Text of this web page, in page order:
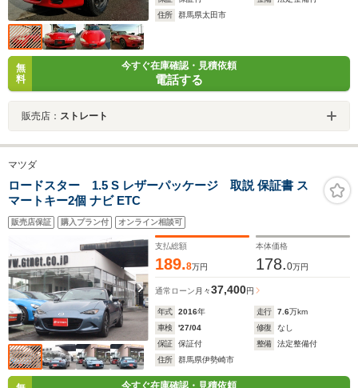
住所
群馬県太田市
無
料
今すぐ在庫確認・見積依頼
電話する
販売店： ストレート
マツダ
ロードスター 1.5 S レザーパッケージ 取説 保証書 ス
マートキー2個 ナビ ETC
販売店保証 購入プラン付 オンライン相談可
支払総額
189.8万円
本体価格
178.0万円
通常ローン 月々37,400円
年式 2016年 走行 7.6万km
車検
'27/04 修復
なし
保証
保証付 整備
法定整備付
住所
群馬県伊勢崎市
今すぐ在庫確認・見積依頼